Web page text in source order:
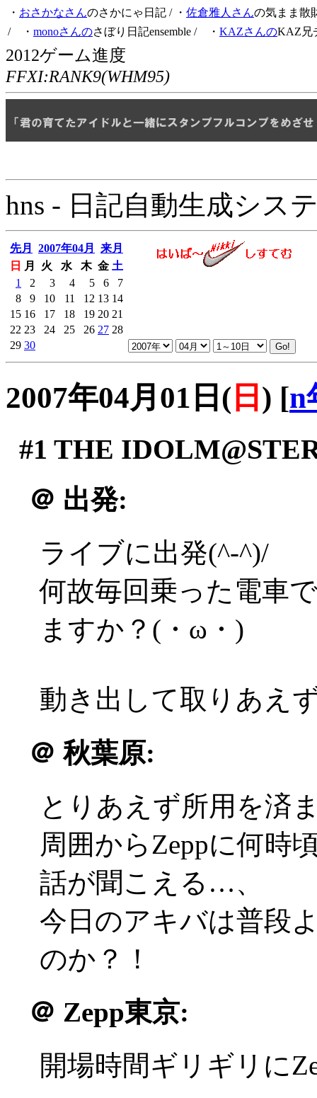
・ おさかなさんのさかにゃ日記 / ・ 佐倉雅人さんの気まま散
/ ・ monoさんのさぼり日記ensemble / ・ KAZさんのKAZ兄
2012ゲーム進度
FFXI:RANK9(WHM95)
hns - 日記自動生成シス
先月 2007年04月
来月
日
月 火 水 木 金 土
1
2 3 4 5 6
7
8
9 10 11 12 13 14
15 16 17 18 19 20 21
22 23 24 25 26 27 28
29 30
2007年04月01日( 日 ) [n
#1 THE
＠ 出発:
ライブに出発(^-^)/
何故毎回乗った電車
ますか？(・ω・)
動き出して取りあえ
＠ 秋葉原:
とりあえず所用を済
周囲からZeppに何時
話が聞こえる…、
今日のアキバは普段
のか？！
＠ Zepp東京:
開場時間ギリギリに